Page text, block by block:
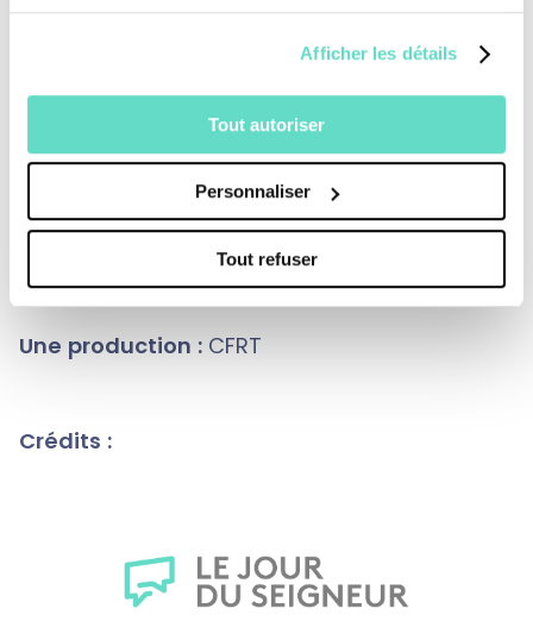
Afficher les détails
Tout autoriser
Personnaliser
Tout refuser
diocésaine des Parvis : inviter les laïcs à
devenir acteur de leur vie spirituelle. Cela se
traduit dans la façon de célébrer la messe.
Une liturgie différente donc qui choque
certains mais répond aussi à l’attente de
nombreux "recommençants", selon le père
Une production : CFRT
Crédits :